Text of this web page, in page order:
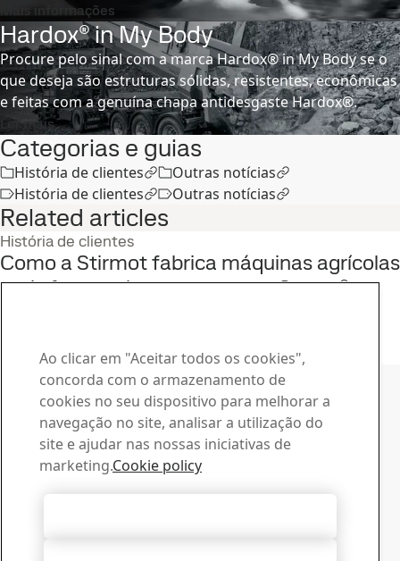
Mais informações
Hardox® in My Body
Procure pelo sinal com a marca Hardox® in My Body se o
que deseja são estruturas sólidas, resistentes, econômicas
e feitas com a genuína chapa antidesgaste Hardox®.
Ler mais
Categorias e guias
História de clientes
Outras notícias
História de clientes
Outras notícias
Related articles
História de clientes
Como a Stirmot fabrica máquinas agrícolas
mais fortes e leves com o aço Strenx®
Contatar a SSAB
Contate-nos
Como podemos lhe ajudar?
Procurar contatos
Central de Downloads
Ao clicar em "Aceitar todos os cookies",
concorda com o armazenamento de
cookies no seu dispositivo para melhorar a
navegação no site, analisar a utilização do
site e ajudar nas nossas iniciativas de
marketing.Cookie policy